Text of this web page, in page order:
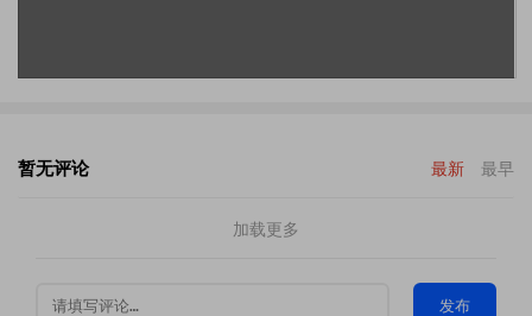
暂无评论 最新 最早
加载更多
发布